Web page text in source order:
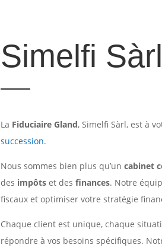
Simelfi
La Fiduciaire Gland, Simelfi Sàrl, est à
succession.
Nous sommes bien plus qu’uncabinet
des impôts et desfinances. Notre
fiscaux et optimiser votre stratégie
Chaque client est unique, chaque
répondre à vos besoins spécifiques.